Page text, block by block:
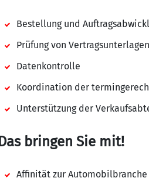
Bestellung und
Prüfung von Vertragsunterlagen
Datenkontrolle
Koordination der
Unterstützung der
Das bringen Sie mit!
Affinität zur Automobilbranche